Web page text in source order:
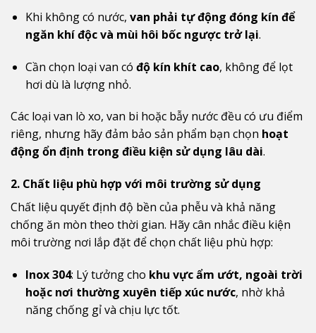
Khi không có nước, van phải tự động đóng kín để
ngăn khí độc và mùi hôi bốc ngược trở lại.
Cần chọn loại van có độ kín khít cao, không để lọt
hơi dù là lượng nhỏ.
Các loại van lò xo, van bi hoặc bẫy nước đều có ưu điểm
riêng, nhưng hãy đảm bảo sản phẩm bạn chọn hoạt
động ổn định trong điều kiện sử dụng lâu dài.
2. Chất liệu phù hợp với môi trường sử dụng
Chất liệu quyết định độ bền của phễu và khả năng
chống ăn mòn theo thời gian. Hãy cân nhắc điều kiện
môi trường nơi lắp đặt để chọn chất liệu phù hợp:
Inox 304: Lý tưởng cho khu vực ẩm ướt, ngoài trời
hoặc nơi thường xuyên tiếp xúc nước, nhờ khả
năng chống gỉ và chịu lực tốt.